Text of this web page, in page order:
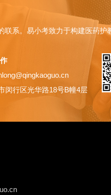
系。易小考致力于构建医药护
闵行区光华路18号B幢4层